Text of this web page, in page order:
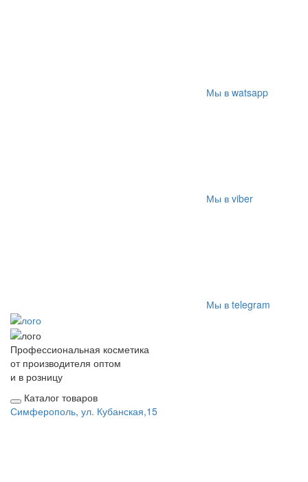
Мы в watsapp
Мы в viber
Мы в telegram
Профессиональная косметика
от производителя оптом
и в розницу
Каталог товаров
Симферополь, ул. Кубанская,15